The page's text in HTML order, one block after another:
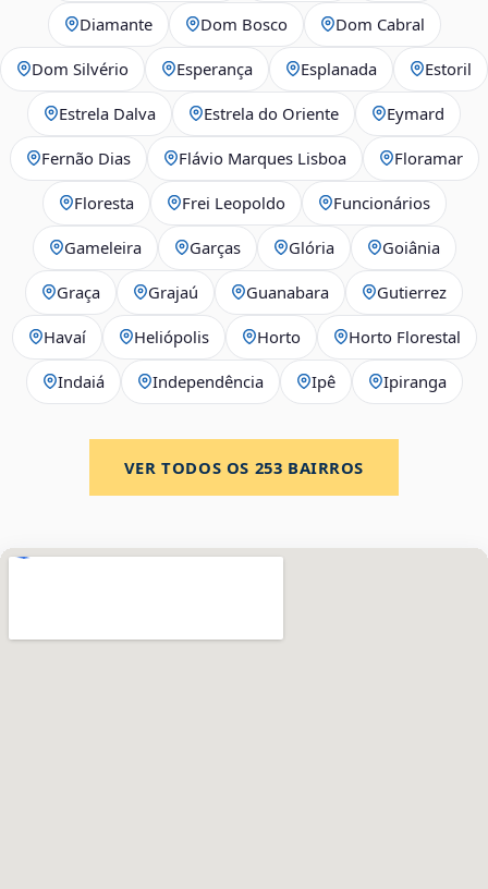
Diamante Dom Bosco Dom Cabral
Dom Silvério Esperança Esplanada Estoril
Estrela Dalva Estrela do Oriente Eymard
Fernão Dias Flávio Marques Lisboa Floramar
Floresta Frei Leopoldo Funcionários
Gameleira Garças Glória Goiânia
Graça Grajaú Guanabara Gutierrez
Havaí Heliópolis Horto Horto Florestal
Indaiá Independência Ipê Ipiranga
VER TODOS OS 253 BAIRROS